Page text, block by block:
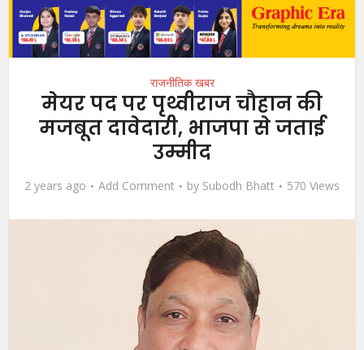
राजनीतिक खबर
मेयर पद पर पृथ्वीराज चौहान की
मजबूत दावेदारी, भाजपा से जताई
उम्मीद
2 years ago Add Comment by Subodh Bhatt 570 Views